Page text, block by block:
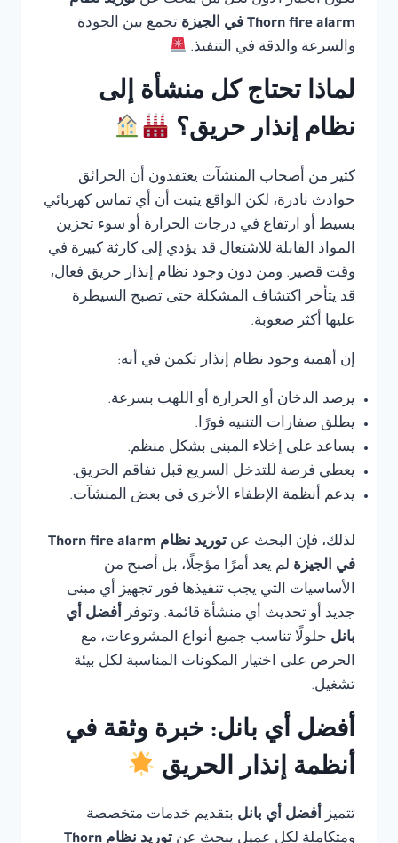
Thorn fire alarm في الجيزة
تجمع بين الجودة
والسرعة والدقة في التنفيذ.
لماذا تحتاج كل منشأة إلى
نظام إنذار حريق؟
كثير من أصحاب المنشآت يعتقدون أن الحرائق
حوادث نادرة، لكن الواقع يثبت أن أي تماس كهربائي
بسيط أو ارتفاع في درجات الحرارة أو سوء تخزين
المواد القابلة للاشتعال قد يؤدي إلى كارثة كبيرة في
وقت قصير. ومن دون وجود نظام إنذار حريق فعال،
قد يتأخر اكتشاف المشكلة حتى تصبح السيطرة
عليها أكثر صعوبة.
إن أهمية وجود نظام إنذار تكمن في أنه:
يرصد الدخان أو الحرارة أو اللهب بسرعة.
يطلق صفارات التنبيه فورًا.
يساعد على إخلاء المبنى بشكل منظم.
يعطي فرصة للتدخل السريع قبل تفاقم الحريق.
يدعم أنظمة الإطفاء الأخرى في بعض المنشآت.
لذلك، فإن البحث عن
توريد نظام Thorn fire alarm
في الجيزة لم يعد أمرًا مؤجلًا، بل أصبح من
الأساسيات التي يجب تنفيذها فور تجهيز أي مبنى
جديد أو تحديث أي منشأة قائمة. وتوفر أفضل أي
بانل حلولًا تناسب جميع أنواع المشروعات، مع
الحرص على اختيار المكونات المناسبة لكل بيئة
تشغيل.
أفضل أي بانل: خبرة وثقة في
أنظمة إنذار الحريق
تتميز أفضل أي بانل بتقديم خدمات متخصصة